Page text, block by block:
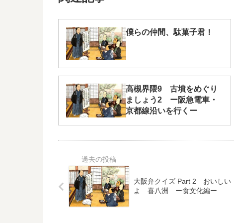
僕らの仲間、駄菓子君！
高槻界隈9 古墳をめぐり
ましょう2 ー阪急電車・
京都線沿いを行くー
大阪弁クイズ Part 2 おいしい
よ 喜八洲 ー食文化編ー